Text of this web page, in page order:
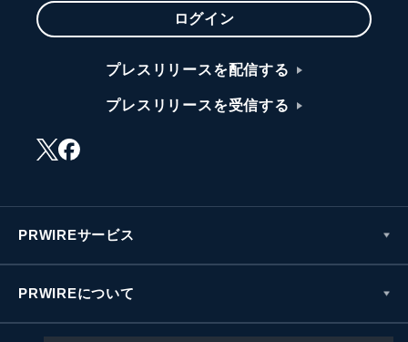
ログイン
プレスリリースを配信する
プレスリリースを受信する
PRWIREサービス
PRWIREについて